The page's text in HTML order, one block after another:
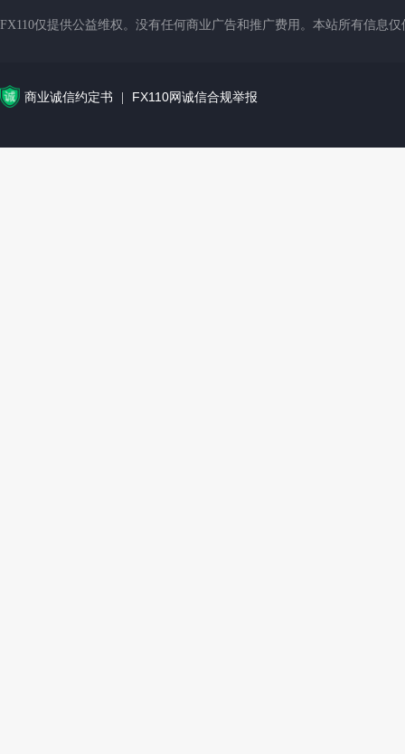
FX110仅提供公益维权。没有任何商业广告和推广费用。本站所有信息
商业诚信约定书 FX110网诚信合规举报